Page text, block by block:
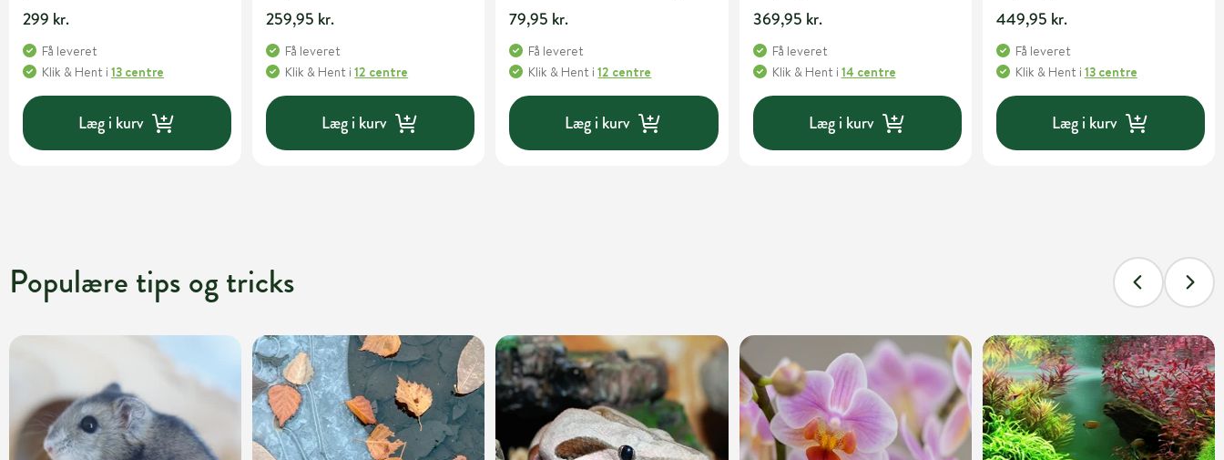
299 kr.
Få leveret
Klik & Hent i 13 centre
Læg i kurv
259,95 kr.
Få leveret
Klik & Hent i12 centre
Læg i kurv
79,95 kr.
Få leveret
Klik & Hent i12 centre
Læg i kurv
369,95 kr.
Få leveret
Klik & Hent i 14 centre
Læg i kurv
449,95 kr.
Få leveret
Klik & Hent i 13 centre
Læg i kurv
Populære tips og tricks